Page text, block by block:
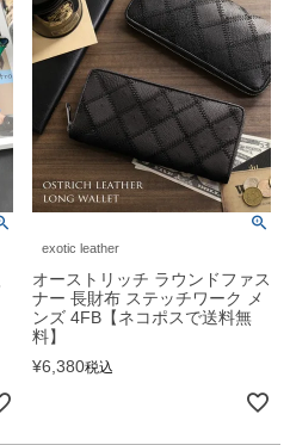
exotic leather
オーストリッチ ラウンドファス
ナー 長財布 ステッチワーク メ
ンズ 4FB【ネコポスで送料無
料】
¥6,380税込